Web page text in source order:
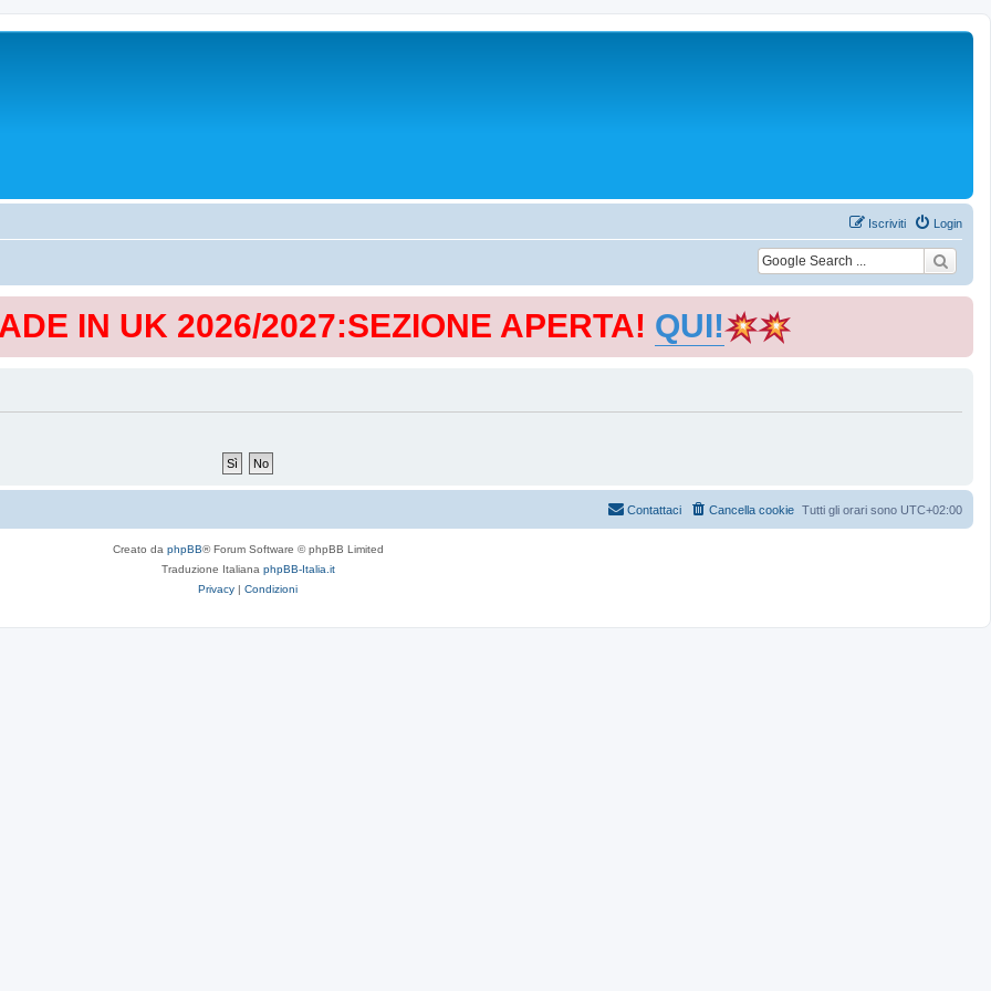
Login
Iscriviti
IN UK 2026/2027:SEZIONE APERTA! QUI!
Tutti gli orari sono UTC+02:00
Cancella cookie
Contattaci
Creato da phpBB® Forum Software © phpBB Limited
Traduzione Italiana phpBB-Italia.it
Privacy | Condizioni